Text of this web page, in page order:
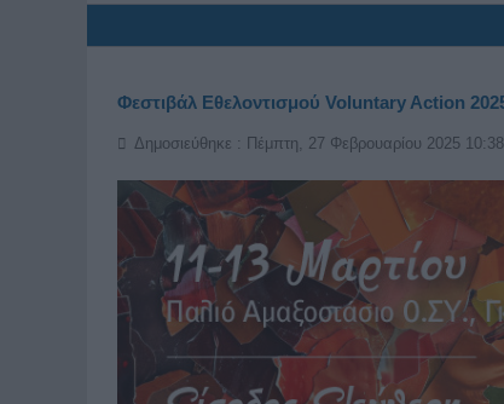
Φεστιβάλ Εθελοντισμού Voluntary Action
Δημοσιεύθηκε : Πέμπτη, 27 Φεβρουαρίου 2025 10:38